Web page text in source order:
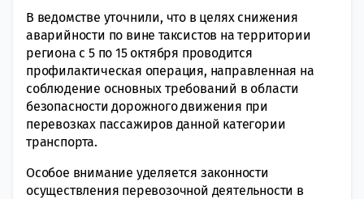
В ведомстве уточнили, что в целях снижения
аварийности по вине таксистов на территории
региона с 5 по 15 октября проводится
профилактическая операция, направленная на
соблюдение основных требований в области
безопасности дорожного движения при
перевозках пассажиров данной категории
транспорта.
Особое внимание уделяется законности
осуществления перевозочной деятельности в